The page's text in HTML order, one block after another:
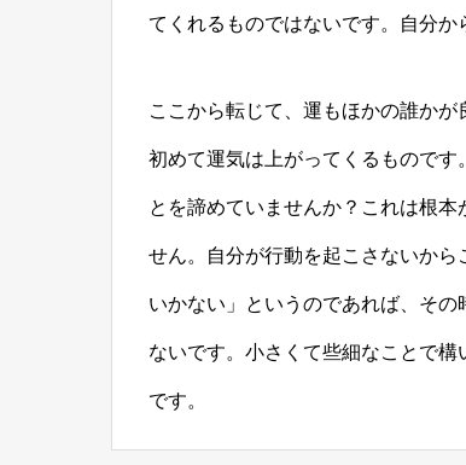
てくれるものではないです。自分か
ここから転じて、運もほかの誰か
初めて運気は上がってくるものです。
とを諦めていませんか？これは根
せん。自分が行動を起こさないから
いかない」というのであれば、そ
ないです。小さくて些細なことで
です。